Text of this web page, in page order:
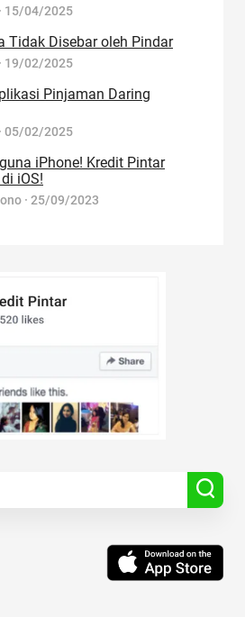
· 15/04/2025
Tidak Disebar oleh Pindar
· 19/02/2025
Pinjaman Daring
· 05/02/2025
iPhone! Kredit Pintar
iOS!
· 25/09/2023